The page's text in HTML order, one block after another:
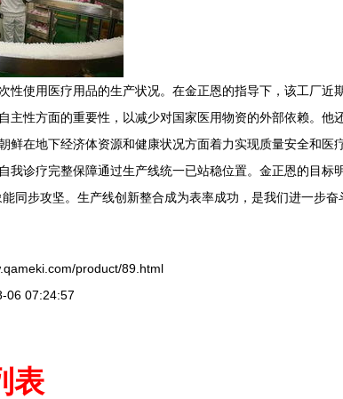
使用医疗用品的生产状况。在金正恩的指导下，该工厂近
性方面的重要性，以减少对国家医用物资的外部依赖。他
在地下经济体资源和健康状况方面着力实现质量安全和医
诊疗完整保障通过生产线统一已站稳位置。金正恩的目标
同步攻坚。生产线创新整合成为表率成功，是我们进一步奋
product/89.html
06 07:24:57
表